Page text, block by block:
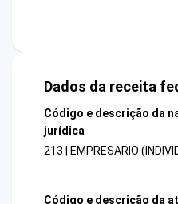
Dados da receita
Código e descrição da
jurídica
213 | EMPRESARIO
Código e descrição da